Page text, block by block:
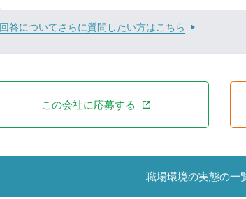
回答についてさらに質問したい方はこちら
この会社に応募する
職場環境の実態の一